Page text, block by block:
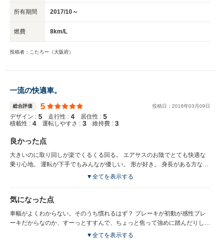
るのでは？と思っていましたら…。 やって来ました❗ミッション固定❗(笑) 私
て頂きました。 恐らく次は、エアサスでしょうから、これも 覚悟が必要か
交換ですから、仕方ないのかなと、考えています。 非常に良く出来た車で
所有期間 2017/10～
燃費 8km/L
投稿者：こたろー（大阪府）
一流の快適車。
総合評価 5 投稿日： 2018年03 月09日
デザイン : 5 走行性 : 4 居住性 : 5
積載性 : 4 運転しやすさ : 3 維持費 : 3
良かった点
大きいのに取り回しが楽でくるくる回る。 エアサスのお陰でとても快適な
乗り心地。 運転が下手でもみんなが優しい。 形が好き。 身長がある方なの
で、広くて窮屈に感じない。 いちいちおしゃれな演出。
▼全てを表示する
気になった点
車幅がよくわからない。そのうち慣れるはず？ ブレーキが初動が感性ブレ
ーキだからなのか、すーっとすすんで、ちょっと焦って強めに踏んだりし
て、慣れるまで感覚得るまで、車間開けないと怖い。 ミラーが見えにく
▼全てを表示する